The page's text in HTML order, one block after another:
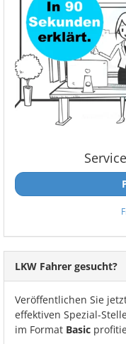
LKW Fahrer gesucht?
Veröffentlichen Sie
effektiven Spezial-
im Format Basic